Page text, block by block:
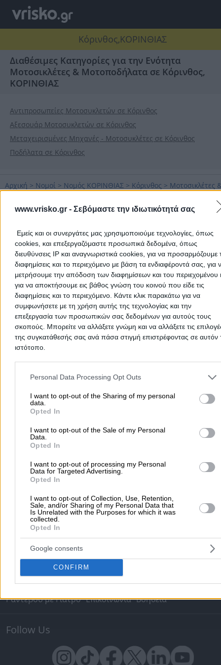
www.vrisko.gr - Σεβόμαστε την ιδιωτικότητά σας
Εμείς και οι συνεργάτες μας χρησιμοποιούμε τεχνολογίες, όπως
cookies, και επεξεργαζόμαστε προσωπικά δεδομένα, όπως
διευθύνσεις IP και αναγνωριστικά cookies, για να προσαρμόζουμε
διαφημίσεις και το περιεχόμενο με βάση τα ενδιαφέροντά σας, για
μετρήσουμε την απόδοση των διαφημίσεων και του περιεχομένου
για να αποκτήσουμε εις βάθος γνώση του κοινού που είδε τις
διαφημίσεις και το περιεχόμενο. Κάντε κλικ παρακάτω για να
συμφωνήσετε με τη χρήση αυτής της τεχνολογίας και την
επεξεργασία των προσωπικών σας δεδομένων για αυτούς τους
σκοπούς. Μπορείτε να αλλάξετε γνώμη και να αλλάξετε τις
της συγκατάθεσής σας ανά πάσα στιγμή επιστρέφοντας σε αυτόν
ιστότοπο.
Please note that this website/app uses one or more Google
and may gather and store information including but not limited to
to Google and its third-party tags to use your data for below
purposes in below Google consent section.
Personal Data Processing Opt Outs
I want to opt-out of the Sharing of my personal
data.
Opted In
I want to opt-out of the Sale of my Personal
Data.
Opted In
I want to opt-out of processing my Personal
Data for Targeted Advertising.
Opted In
I want to opt-out of Collection, Use, Retention,
Sale, and/or Sharing of my Personal Data that
Is Unrelated with the Purposes for which it was
collected.
Opted In
Google consents
CONFIRM
Κόρινθος,ΚΟΡΙΝΘΙΑΣ
Διαθέσιμες Κατηγορίες για την Ενότητα
Μοτοσικλέτες & Μοτοποδήλατα σε Κόρινθος,
ΚΟΡΙΝΘΙΑΣ
Αντιπροσωπείες Μοτοσυκλετών σε Κόρινθος
Αξεσουάρ Μοτοσυκλετών σε Κόρινθος
Μεταχειρισμένες Μηχανές - Μοτοσυκλέτες σε Κόρινθος
Ποδήλατα σε Κόρινθος
Αρχική > Νομοί > Νομός ΚΟΡΙΝΘΙΑΣ > Κόρινθος > Μοτοσικλέτες
Μετακομίσεις & Μεταφορές Κλειδιά & Κλειδαριές
Ψυχολόγοι Παιδικοί Σταθμοί Οδοντίατροι
Συνεργεία Αυτοκινήτων
Υδραυλικοί - Υδραυλικές Εγκαταστάσεις
περισσότερα >>
Τοπική Αναζήτηση
Αθήνα Θεσσαλονίκη Πάτρα Λάρισα Ηράκλειο
Περιστέρι
Πειραιάς Κέρκυρα Χανιά Καλαμάτα
περισσότερα >>
Χρήσιμα Σήμερα
Εφημερίες Φαρμακείων
Τιμές Καυσίμων Ταχυδρομικοί Κώδικες Στοιχεία Α.Φ.Μ.
Δρομολόγια Πλοίων
Υπηρεσίες Προβολής
Κατασκευή Website Κατασκευή eshop
Μηχανές Αναζήτησης Βελτιστοποίηση SEO
Διαφήμιση στα social media
Σχετικά με το vrisko.gr
Vrisko.gr (About Us) Όροι και Προϋποθέσεις
Πολιτική Προστασίας Προσωπικών Δεδομένων Vrisko
Ραντεβού με Γιατρό Επικοινωνία Βοήθεια
Follow Us